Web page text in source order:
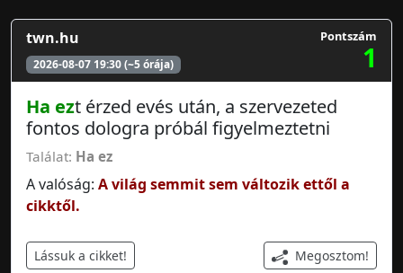
twn.hu
2026-08-07 19:30 (~5 órája)
Pontszám
1
Ha ezt érzed evés után, a szervezeted
fontos dologra próbál figyelmeztetni
Találat: Ha ez
A valóság: A világ semmit sem változik ettől a
cikktől.
Lássuk a cikket! Megosztom!